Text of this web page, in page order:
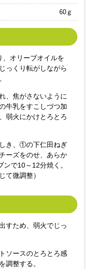
60ｇ
オリーブオイルを
っくり転がしながら
、焦がさないように
牛乳をすこしづつ加
弱火にかけとろとろ
き、①の下仁田ねぎ
ーズをのせ、あらか
で10～12分焼く。
て微調整）
すため、弱火でじっ
ソースのとろとろ感
調整する。